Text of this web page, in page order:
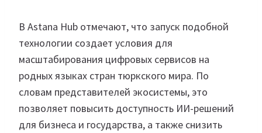
В Astana Hub отмечают, что запуск подобной
технологии создает условия для
масштабирования цифровых сервисов на
родных языках стран тюркского мира. По
словам представителей экосистемы, это
позволяет повысить доступность ИИ-решений
для бизнеса и государства, а также снизить